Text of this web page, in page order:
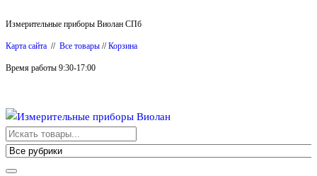
к
содержимому
Измерительные приборы Виолан СПб
Карта сайта // Все товары //Корзина
Время работы 9:30-17:00
Измерительные приборы Виолан